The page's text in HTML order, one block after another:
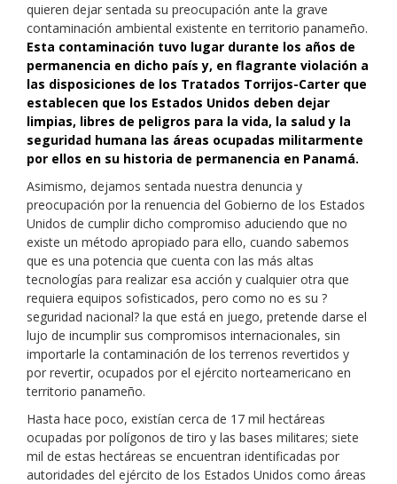
quieren dejar sentada su preocupación ante la grave
contaminación ambiental existente en territorio panameño.
Esta contaminación tuvo lugar durante los años de
permanencia en dicho país y, en flagrante violación a
las disposiciones de los Tratados Torrijos-Carter que
establecen que los Estados Unidos deben dejar
limpias, libres de peligros para la vida, la salud y la
seguridad humana las áreas ocupadas militarmente
por ellos en su historia de permanencia en Panamá.
Asimismo, dejamos sentada nuestra denuncia y
preocupación por la renuencia del Gobierno de los Estados
Unidos de cumplir dicho compromiso aduciendo que no
existe un método apropiado para ello, cuando sabemos
que es una potencia que cuenta con las más altas
tecnologías para realizar esa acción y cualquier otra que
requiera equipos sofisticados, pero como no es su ?
seguridad nacional? la que está en juego, pretende darse el
lujo de incumplir sus compromisos internacionales, sin
importarle la contaminación de los terrenos revertidos y
por revertir, ocupados por el ejército norteamericano en
territorio panameño.
Hasta hace poco, existían cerca de 17 mil hectáreas
ocupadas por polígonos de tiro y las bases militares; siete
mil de estas hectáreas se encuentran identificadas por
autoridades del ejército de los Estados Unidos como áreas